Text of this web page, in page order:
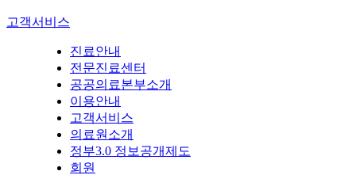
고객서비스
진료안내
전문진료센터
공공의료본부소개
이용안내
고객서비스
의료원소개
정부3.0 정보공개제도
회원